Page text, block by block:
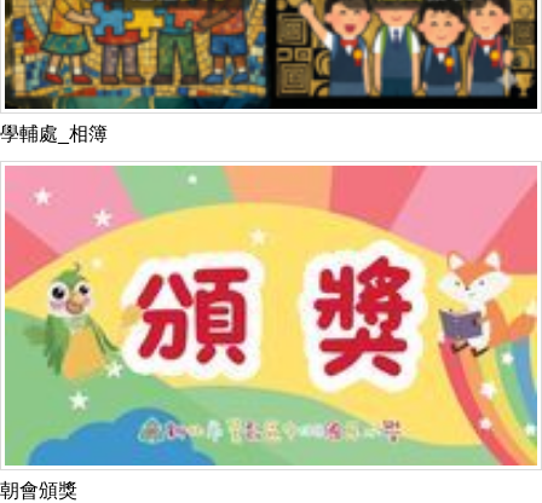
學輔處_相簿
朝會頒獎